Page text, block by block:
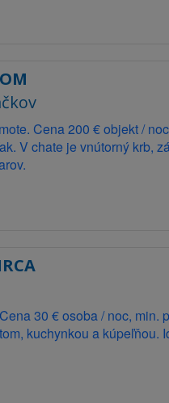
Cena 200 € objekt /
V chate je vnútorný krb,
30 € osoba / noc,
kuchynkou a